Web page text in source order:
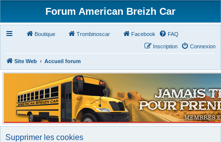
Forum American Breizh Car
Boutique Trombinoscar Facebook FAQ
Connexion
Inscription
Site Web Accueil forum
Supprimer les cookies